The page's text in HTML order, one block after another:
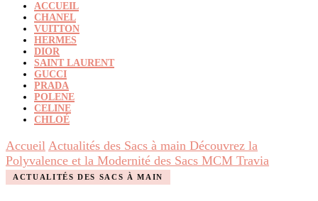
ACCUEIL
CHANEL
VUITTON
HERMES
DIOR
SAINT LAURENT
GUCCI
PRADA
POLENE
CELINE
CHLOÉ
Accueil Actualités des Sacs à main Découvrez la
Polyvalence et la Modernité des Sacs MCM Travia
ACTUALITÉS DES SACS À MAIN